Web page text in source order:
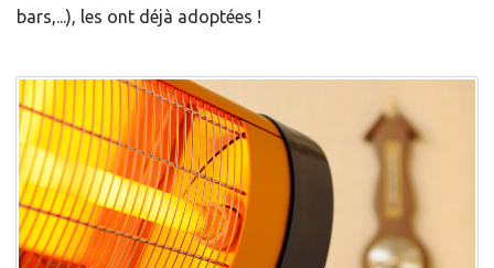
bars,...), les ont déjà adoptées !